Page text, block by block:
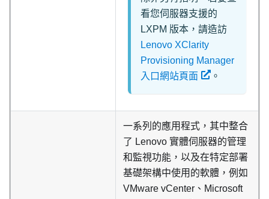
看您伺服器支援的
LXPM 版本，請造訪
Lenovo XClarity
Provisioning Manager
入口網站頁面
。
一系列的應用程式，其中整合
了 Lenovo 實體伺服器的管理
和監視功能，以及在特定部署
基礎架構中使用的軟體，例如
VMware vCenter、Microsoft